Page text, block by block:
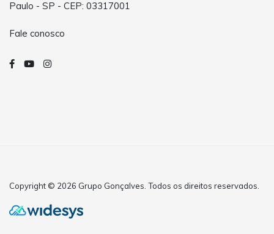
Paulo - SP - CEP: 03317001
Fale conosco
Copyright © 2026 Grupo Gonçalves. Todos os direitos reservados.